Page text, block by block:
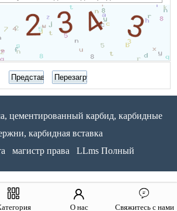
цементированный карбид, карбидные
карбидная вставка
магистр права LLms Полный
О нас Свяжитесь с нами